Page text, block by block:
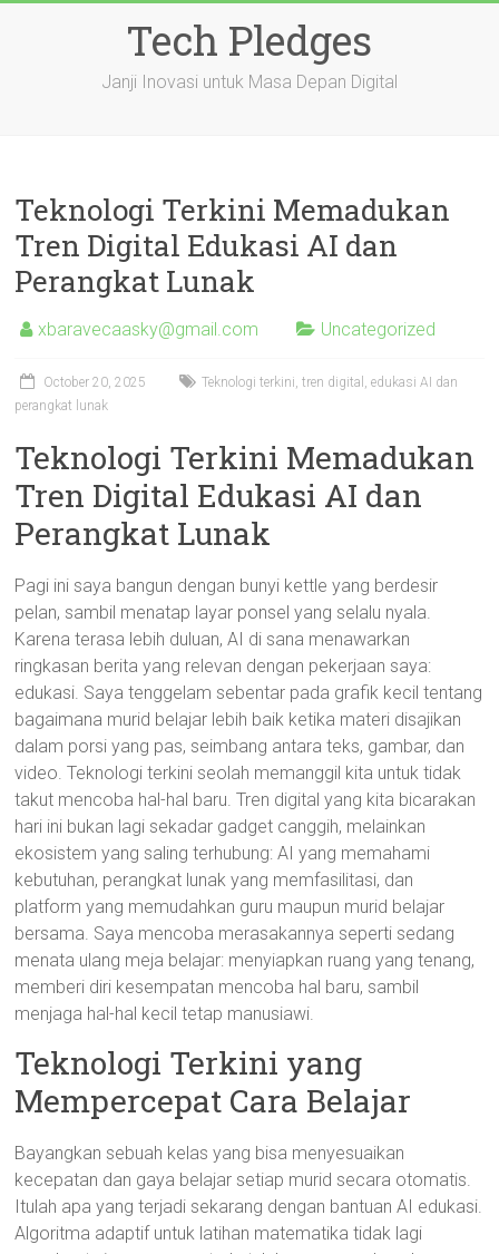
Tech Pledges
Janji Inovasi untuk Masa Depan Digital
Teknologi Terkini Memadukan
Tren Digital Edukasi AI dan
Perangkat Lunak
xbaravecaasky@gmail.com Uncategorized
October 20, 2025
Teknologi terkini, tren digital, edukasi AI dan
perangkat lunak
Teknologi Terkini Memadukan
Tren Digital Edukasi AI dan
Perangkat Lunak
Pagi ini saya bangun dengan bunyi kettle yang berdesir
pelan, sambil menatap layar ponsel yang selalu nyala.
Karena terasa lebih duluan, AI di sana menawarkan
ringkasan berita yang relevan dengan pekerjaan saya:
edukasi. Saya tenggelam sebentar pada grafik kecil tentang
bagaimana murid belajar lebih baik ketika materi disajikan
dalam porsi yang pas, seimbang antara teks, gambar, dan
video. Teknologi terkini seolah memanggil kita untuk tidak
takut mencoba hal-hal baru. Tren digital yang kita bicarakan
hari ini bukan lagi sekadar gadget canggih, melainkan
ekosistem yang saling terhubung: AI yang memahami
kebutuhan, perangkat lunak yang memfasilitasi, dan
platform yang memudahkan guru maupun murid belajar
bersama. Saya mencoba merasakannya seperti sedang
menata ulang meja belajar: menyiapkan ruang yang tenang,
memberi diri kesempatan mencoba hal baru, sambil
menjaga hal-hal kecil tetap manusiawi.
Teknologi Terkini yang
Mempercepat Cara Belajar
Bayangkan sebuah kelas yang bisa menyesuaikan
kecepatan dan gaya belajar setiap murid secara otomatis.
Itulah apa yang terjadi sekarang dengan bantuan AI edukasi.
Algoritma adaptif untuk latihan matematika tidak lagi